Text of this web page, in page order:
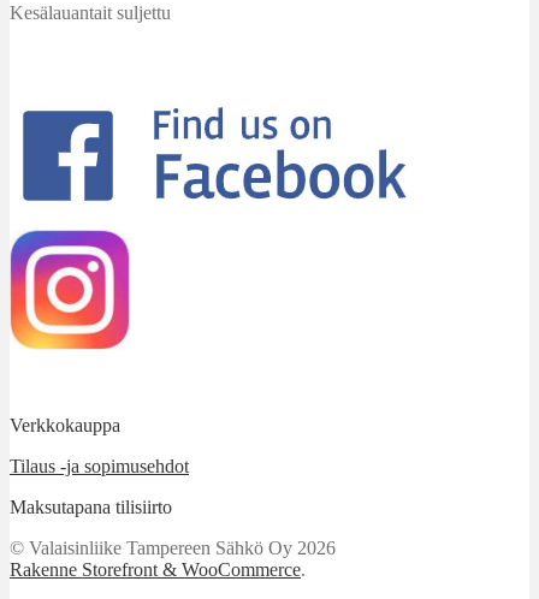
Kesälauantait suljettu
Verkkokauppa
Tilaus -ja sopimusehdot
Maksutapana tilisiirto
© Valaisinliike Tampereen Sähkö Oy 2026
Rakenne Storefront & WooCommerce.